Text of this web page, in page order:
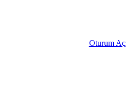
Oturum
BİR HİKAYE